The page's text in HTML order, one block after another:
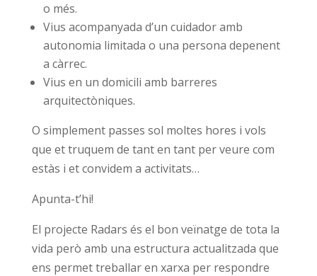
o més.
Vius acompanyada d’un cuidador amb
autonomia limitada o una persona depenent
a càrrec.
Vius en un domicili amb barreres
arquitectòniques.
O simplement passes sol moltes hores i vols
que et truquem de tant en tant per veure com
estàs i et convidem a activitats…
Apunta-t’hi!
El projecte Radars és el bon veïnatge de tota la
vida però amb una estructura actualitzada que
ens permet treballar en xarxa per respondre